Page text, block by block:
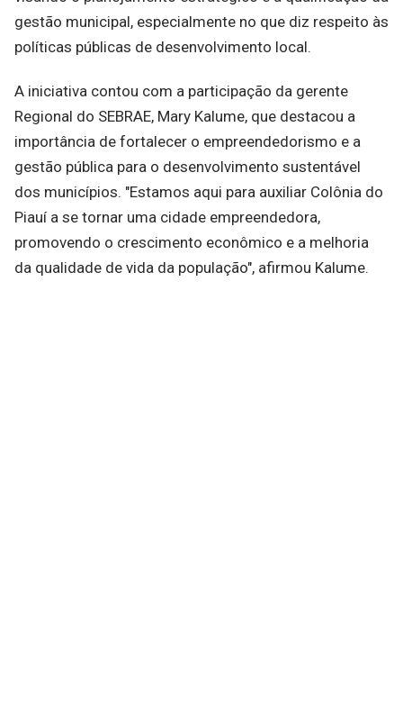
gestão municipal, especialmente no que diz respeito às
políticas públicas de desenvolvimento local.
A iniciativa contou com a participação da gerente
Regional do SEBRAE, Mary Kalume, que destacou a
importância de fortalecer o empreendedorismo e a
gestão pública para o desenvolvimento sustentável
dos municípios. "Estamos aqui para auxiliar Colônia do
Piauí a se tornar uma cidade empreendedora,
promovendo o crescimento econômico e a melhoria
da qualidade de vida da população", afirmou Kalume.